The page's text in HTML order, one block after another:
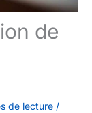
de
de lecture /